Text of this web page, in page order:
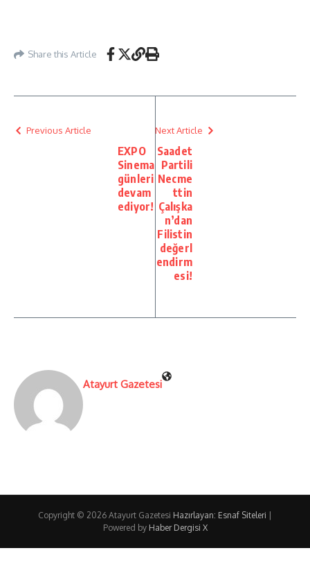
Share this Article
Previous Article
EXPO
Sinema
günleri
devam
ediyor!
Next Article
Saadet
Partili
Necme
ttin
Çalışka
n’dan
Filistin
değerl
endirm
esi!
Atayurt Gazetesi
Copyright © 2026 Atayurt Gazetesi Hazırlayan: Esnaf Siteleri
Powered by Haber Dergisi X